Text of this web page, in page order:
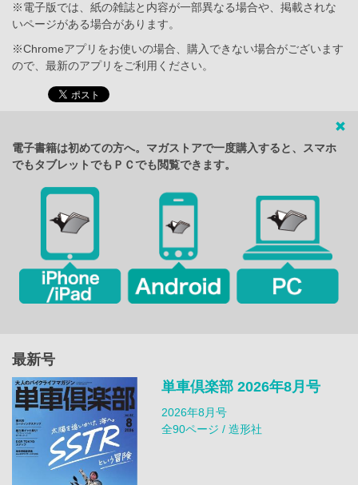
※電子版では、紙の雑誌と内容が一部異なる場合や、掲載されな
いページがある場合があります。
※Chromeアプリをお使いの場合、購入できない場合がございます
ので、最新のアプリをご利用ください。
電子書籍は初めての方へ。マガストアで一度購入すると、スマホ
でもタブレットでもＰＣでも閲覧できます。
最新号
単車倶楽部 2026年8月号
2026年8月号
全90ページ / 造形社